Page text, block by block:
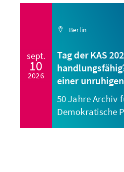
sept.
10
2026
Berlin
Tag der KAS
einer
50 Jahre Archiv
Demokratische